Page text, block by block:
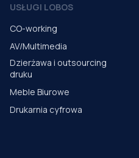
USŁUGI LOBOS
CO-working
AV/Multimedia
Dzierżawa i outsourcing
druku
Meble Biurowe
Drukarnia cyfrowa